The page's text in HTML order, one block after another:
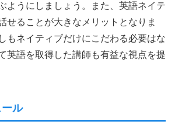
ようにしましょう。また、英語ネイテ
せることが大きなメリットとなりま
もネイティブだけにこだわる必要はな
英語を取得した講師も有益な視点を提
ル